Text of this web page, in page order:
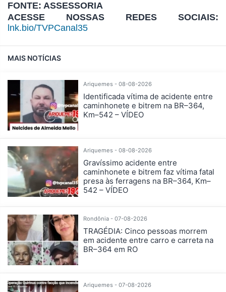
FONTE: ASSESSORIA
ACESSE NOSSAS REDES SOCIAIS:
lnk.bio/TVPCanal35
MAIS NOTÍCIAS
Ariquemes - 08-08-2026
Identificada vítima de acidente entre
caminhonete e bitrem na BR–364,
Km–542 – VÍDEO
Ariquemes - 08-08-2026
Gravíssimo acidente entre
caminhonete e bitrem faz vítima fatal
presa às ferragens na BR–364, Km–
542 – VÍDEO
Rondônia - 07-08-2026
TRAGÉDIA: Cinco pessoas morrem
em acidente entre carro e carreta na
BR–364 em RO
Ariquemes - 07-08-2026